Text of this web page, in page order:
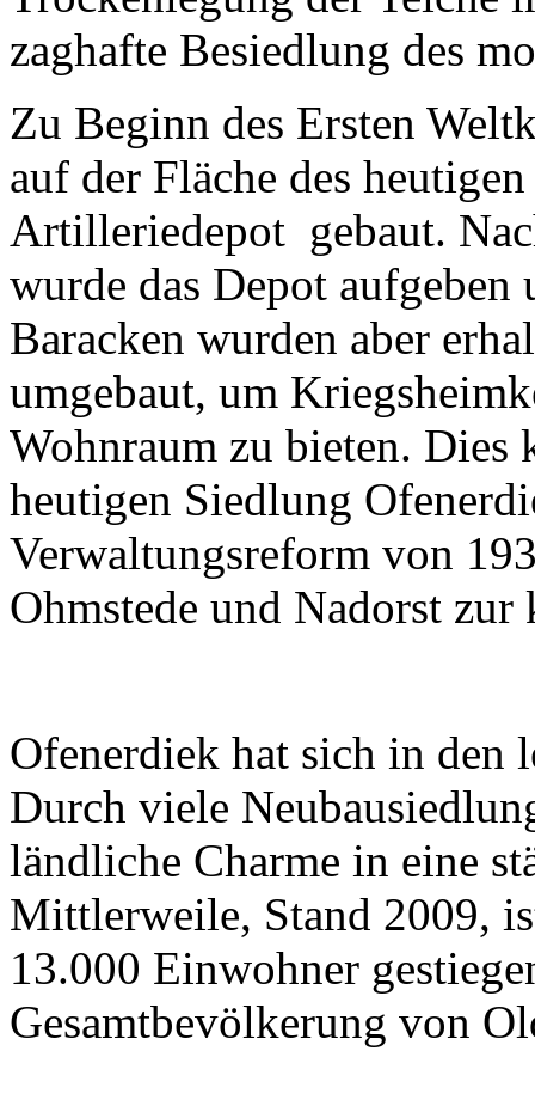
zaghafte Besiedlung des
Zu Beginn des Ersten
auf der Fläche des
Artilleriedepot gebaut.
wurde das Depot aufgeben
Baracken wurden aber
umgebaut, um
Wohnraum zu bieten. Dies
heutigen Siedlung
Verwaltungsreform von
Ohmstede und Nadorst
Ofenerdiek hat sich in den
Durch viele
ländliche Charme in eine
Mittlerweile, Stand 2009,
13.000 Einwohner
Gesamtbevölkerung von